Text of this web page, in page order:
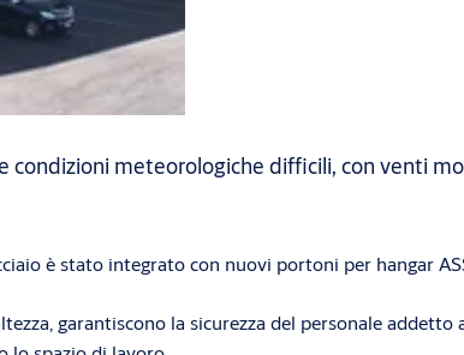
meteorologiche difficili, con venti
è stato integrato con nuovi portoni per hangar
garantiscono la sicurezza del personale